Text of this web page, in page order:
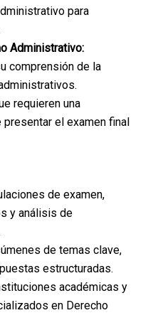
para
Administrativo:
comprensión de la
requieren una
el examen final
de examen,
y análisis de
de temas clave,
estructuradas.
académicas y
en Derecho